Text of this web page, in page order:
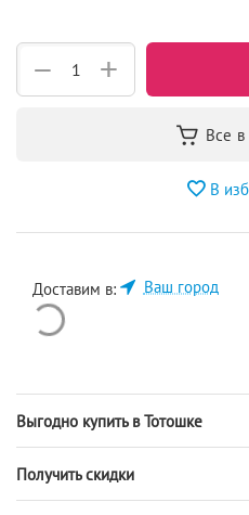
+
−
В
Доставим в: Ваш город
Выгодно купить в Тотошке
Получить скидки